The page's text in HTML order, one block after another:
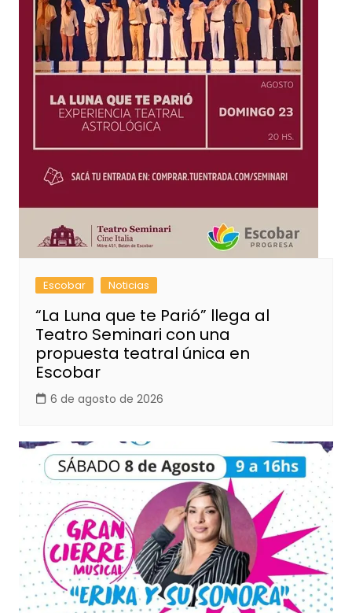
Escobar Noticias
“La Luna que te Parió” llega al
Teatro Seminari con una
propuesta teatral única en
Escobar
6 de agosto de 2026